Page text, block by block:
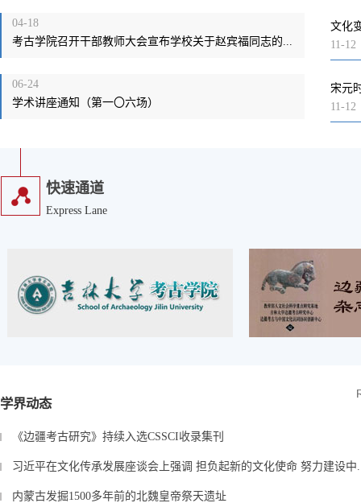
04-18
考古学院召开干部教师大会宣布学校关于赵宾福同志的...
06-24
学术讲座通知（第一〇六场）
文化
11-12
宋元
11-12
快速通道
Express Lane
学界动态
《边疆考古研究》持续入选CSSCI收录集刊
习近平在文化传承发展座谈会上强调 担负起新的文化使命 努力建设中
内蒙古发掘1500多年前的北魏皇帝祭天遗址